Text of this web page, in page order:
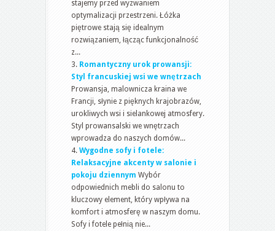
stajemy przed wyzwaniem
optymalizacji przestrzeni. Łóżka
piętrowe stają się idealnym
rozwiązaniem, łącząc funkcjonalność
z...
Romantyczny urok prowansji:
Styl francuskiej wsi we wnętrzach
Prowansja, malownicza kraina we
Francji, słynie z pięknych krajobrazów,
urokliwych wsi i sielankowej atmosfery.
Styl prowansalski we wnętrzach
wprowadza do naszych domów...
Wygodne sofy i fotele:
Relaksacyjne akcenty w salonie i
pokoju dziennym Wybór
odpowiednich mebli do salonu to
kluczowy element, który wpływa na
komfort i atmosferę w naszym domu.
Sofy i fotele pełnią nie...